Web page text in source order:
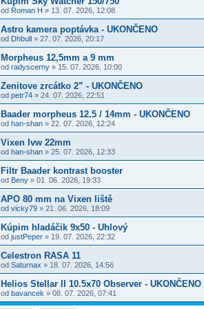
od Roman H » 13. 07. 2026, 12:08
Astro kamera poptávka - UKONČENO
od Dhbull » 27. 07. 2026, 20:17
Morpheus 12,5mm a 9 mm
od radyscerny » 15. 07. 2026, 10:00
Zenitove zrcátko 2” - UKONČENO
od petr74 » 24. 07. 2026, 22:51
Baader morpheus 12.5 / 14mm - UKONČENO
od han-shan » 22. 07. 2026, 12:24
Vixen lvw 22mm
od han-shan » 25. 07. 2026, 12:33
Filtr Baader kontrast booster
od Beny » 01. 06. 2026, 19:33
APO 80 mm na Vixen liště
od vicky79 » 21. 06. 2026, 18:09
Kúpim hladáčik 9x50 - Uhlový
od justPeper » 19. 07. 2026, 22:32
Celestron RASA 11
od Saturnax » 18. 07. 2026, 14:56
Helios Stellar II 10.5x70 Observer - UKONČENO
od bavancek » 08. 07. 2026, 07:41